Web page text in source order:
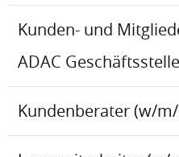
Kunden- und
ADAC
Kundenberater (w/